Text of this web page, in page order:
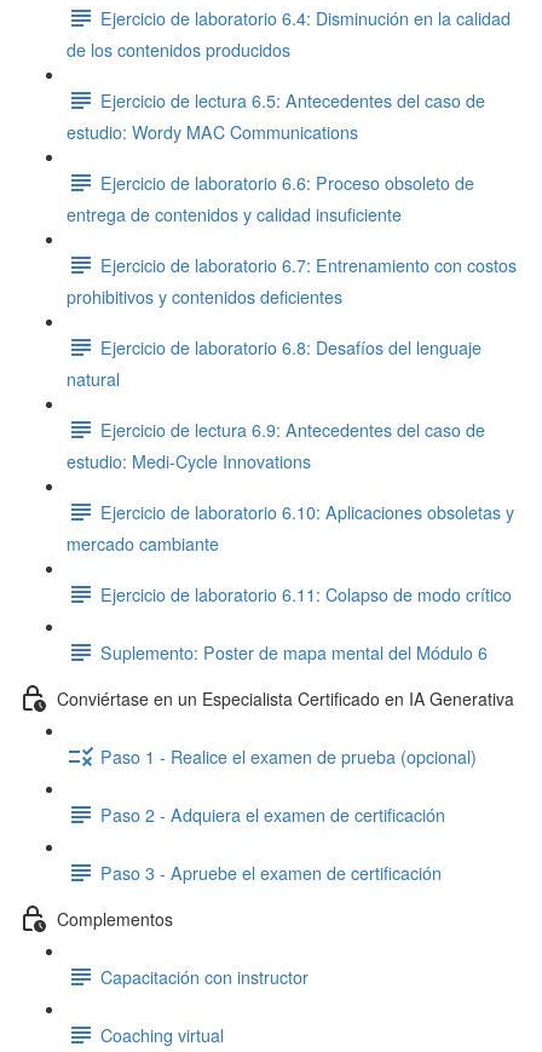
Ejercicio de laboratorio 6.4: Disminución en la calidad
de los contenidos producidos
Ejercicio de lectura 6.5: Antecedentes del caso de
estudio: Wordy MAC Communications
Ejercicio de laboratorio 6.6: Proceso obsoleto de
entrega de contenidos y calidad insuficiente
Ejercicio de laboratorio 6.7: Entrenamiento con costos
prohibitivos y contenidos deficientes
Ejercicio de laboratorio 6.8: Desafíos del lenguaje
natural
Ejercicio de lectura 6.9: Antecedentes del caso de
estudio: Medi-Cycle Innovations
Ejercicio de laboratorio 6.10: Aplicaciones obsoletas y
mercado cambiante
Ejercicio de laboratorio 6.11: Colapso de modo crítico
Suplemento: Poster de mapa mental del Módulo 6
Conviértase en un Especialista Certificado en IA Generativa
Paso 1 - Realice el examen de prueba (opcional)
Paso 2 - Adquiera el examen de certificación
Paso 3 - Apruebe el examen de certificación
Complementos
Capacitación con instructor
Coaching virtual